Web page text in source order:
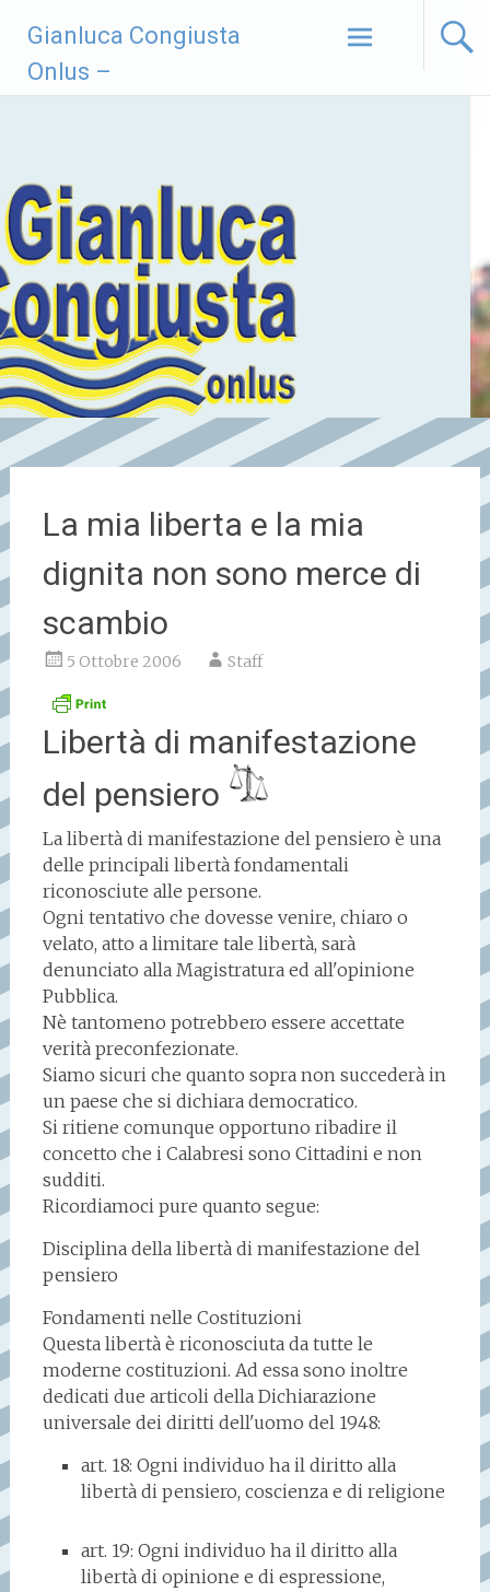
contenuto
Gianluca Congiusta
Onlus –
La mia liberta e la mia
dignita non sono merce di
scambio
5 Ottobre 2006 Staff
Libertà di manifestazione
del pensiero
La libertà di manifestazione del pensiero è una
delle principali libertà fondamentali
riconosciute alle persone.
Ogni tentativo che dovesse venire, chiaro o
velato, atto a limitare tale libertà, sarà
denunciato alla Magistratura ed all'opinione
Pubblica.
Nè tantomeno potrebbero essere accettate
verità preconfezionate.
Siamo sicuri che quanto sopra non succederà in
un paese che si dichiara democratico.
Si ritiene comunque opportuno ribadire il
concetto che i Calabresi sono Cittadini e non
sudditi.
Ricordiamoci pure quanto segue:
Disciplina della libertà di manifestazione del
pensiero
Fondamenti nelle Costituzioni
Questa libertà è riconosciuta da tutte le
moderne costituzioni. Ad essa sono inoltre
dedicati due articoli della Dichiarazione
universale dei diritti dell'uomo del 1948:
art. 18: Ogni individuo ha il diritto alla
libertà di pensiero, coscienza e di religione
art. 19: Ogni individuo ha il diritto alla
libertà di opinione e di espressione,